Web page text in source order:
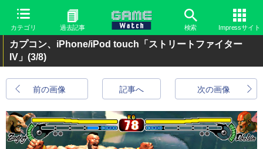
カテゴリ 過去記事 検索 Impressサイト
カプコン、iPhone/iPod touch「ストリートファイター
IV」 (3/8)
前の画像 次の画像
記事へ